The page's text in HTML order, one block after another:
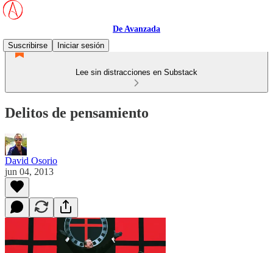
De Avanzada
Suscribirse
Iniciar sesión
Lee sin distracciones en Substack
Delitos de pensamiento
David Osorio
jun 04, 2013